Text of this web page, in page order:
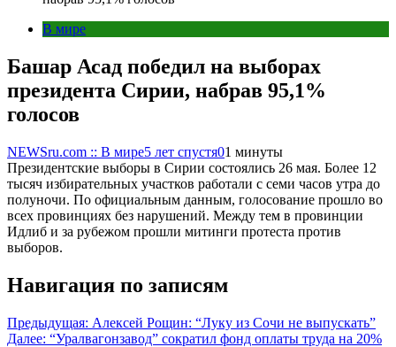
В мире
Башар Асад победил на выборах
президента Сирии, набрав 95,1%
голосов
NEWSru.com :: В мире5 лет спустя01 минуты
Президентские выборы в Сирии состоялись 26 мая. Более 12
тысяч избирательных участков работали с семи часов утра до
полуночи. По официальным данным, голосование прошло во
всех провинциях без нарушений. Между тем в провинции
Идлиб и за рубежом прошли митинги протеста против
выборов.
Навигация по записям
Предыдущая: Алексей Рощин: “Луку из Сочи не выпускать”
Далее: “Уралвагонзавод” сократил фонд оплаты труда на 20%